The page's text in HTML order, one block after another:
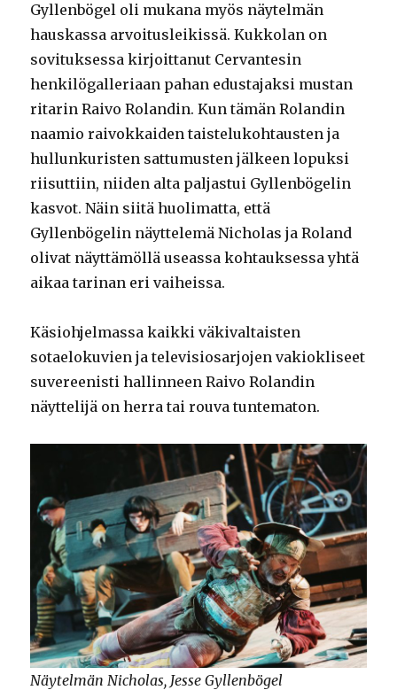
Gyllenbögel oli mukana myös näytelmän
hauskassa arvoitusleikissä. Kukkolan on
sovituksessa kirjoittanut Cervantesin
henkilögalleriaan pahan edustajaksi mustan
ritarin Raivo Rolandin. Kun tämän Rolandin
naamio raivokkaiden taistelukohtausten ja
hullunkuristen sattumusten jälkeen lopuksi
riisuttiin, niiden alta paljastui Gyllenbögelin
kasvot. Näin siitä huolimatta, että
Gyllenbögelin näyttelemä Nicholas ja Roland
olivat näyttämöllä useassa kohtauksessa yhtä
aikaa tarinan eri vaiheissa.
Käsiohjelmassa kaikki väkivaltaisten
sotaelokuvien ja televisiosarjojen vakiokliseet
suvereenisti hallinneen Raivo Rolandin
näyttelijä on herra tai rouva tuntematon.
Näytelmän Nicholas, Jesse Gyllenbögel